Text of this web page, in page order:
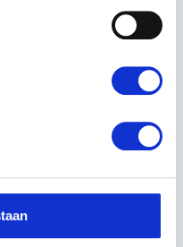
de inklapbare en
ruimte inneemt.
gemak bij het tillen
de Husqvarna LC 137i
Kerstens Voeten. Maak